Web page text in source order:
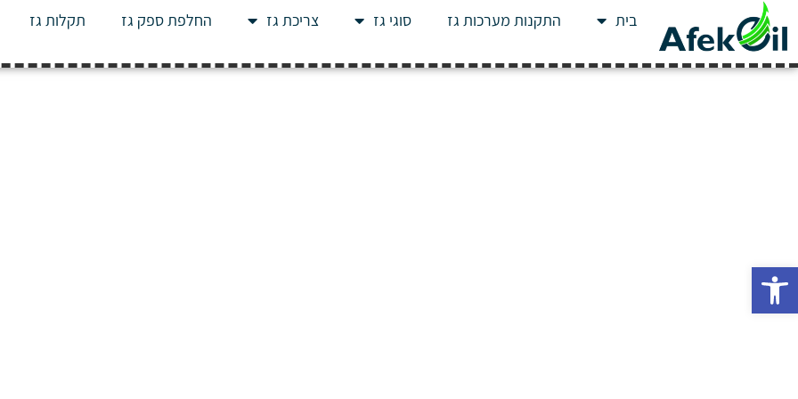
פתח סרגל נגישות
בית התקנות מערכות גז סוגי גז צריכת גז החלפת ספק גז תקלות גז